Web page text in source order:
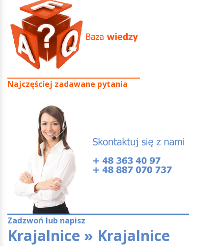
Najczęściej zadawane pytania
Zadzwoń lub napisz
Krajalnice » Krajalnice